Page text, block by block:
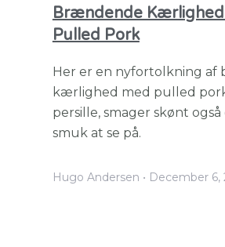
Brændende
Pulled Pork
Her er en nyfortolkning af
kærlighed med pulled
persille, smager skønt
smuk at se på.
Hugo Andersen December 6,